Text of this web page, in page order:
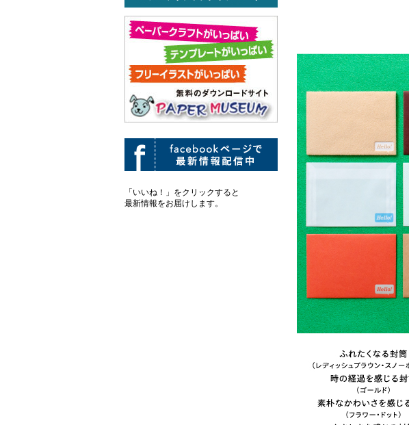
「いいね！」をクリックすると
最新情報をお届けします。